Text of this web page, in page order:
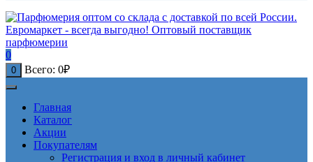
0
0 Всего: 0₽
Главная
Каталог
Акции
Покупателям
Регистрация и вход в личный кабинет